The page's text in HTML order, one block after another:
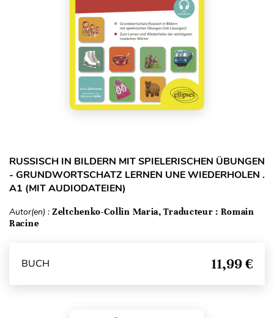
RUSSISCH IN BILDERN MIT SPIELERISCHEN ÜBUNGEN
- GRUNDWORTSCHATZ LERNEN UNE WIEDERHOLEN .
A1 (MIT AUDIODATEIEN)
Autor(en) : Zeltchenko-Collin Maria, Traducteur : Romain
Racine
BUCH 11,99 €